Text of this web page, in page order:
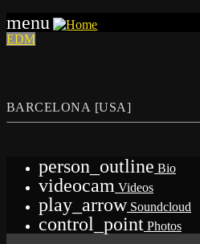
menu
EDM
BARCELONA [USA]
person_outline Bio
videocam Videos
play_arrow Soundcloud
control_point Photos